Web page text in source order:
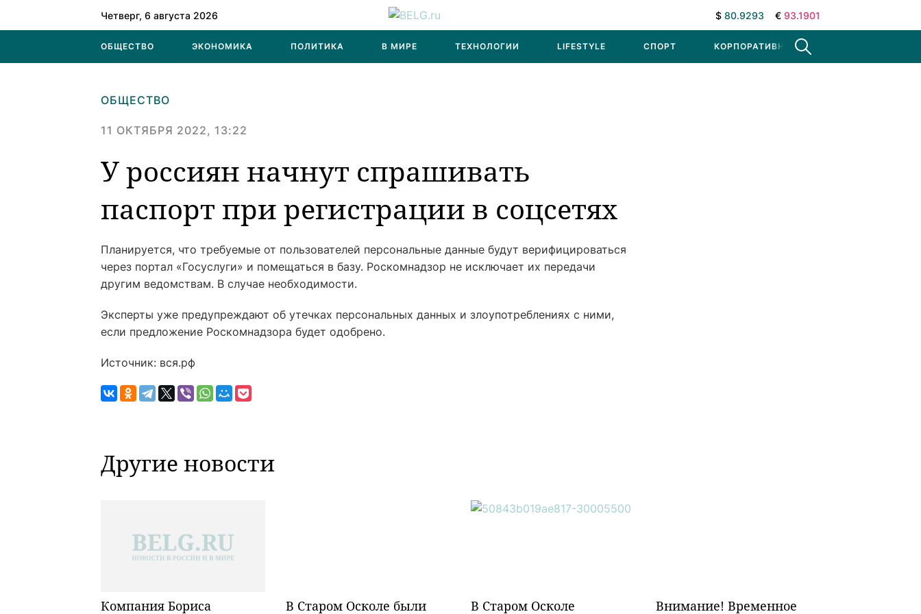
Четверг, 6 августа 2026 $ 80.9293 € 93.1901
ОБЩЕСТВО ЭКОНОМИКА ПОЛИТИКА В МИРЕ ТЕХНОЛОГИИ LIFESTYLE СПОРТ КОРПОРАТИВНЫЕ НОВОСТИ
ОБЩЕСТВО
11 ОКТЯБРЯ 2022, 13:22
У россиян начнут спрашивать
паспорт при регистрации в соцсетях
Планируется, что требуемые от пользователей персональные данные будут верифицироваться
через портал «Госуслуги» и помещаться в базу. Роскомнадзор не исключает их передачи
другим ведомствам. В случае необходимости.
Эксперты уже предупреждают об утечках персональных данных и злоупотреблениях с ними,
если предложение Роскомнадзора будет одобрено.
Источник: вся.рф
Другие новости
Компания Бориса В Старом Осколе были В Старом Осколе Внимание! Временное